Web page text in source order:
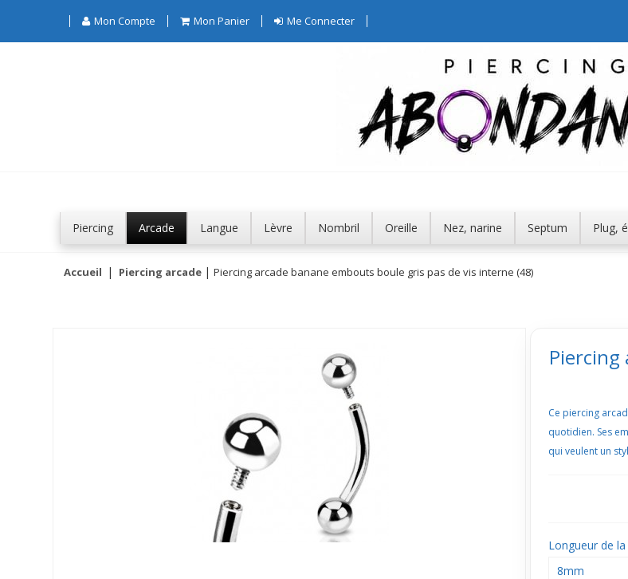
Mon Compte Mon Panier Me Connecter
Piercing Arcade Langue Lèvre Nombril Oreille Nez, narine Septum Plug,
Accueil Piercing arcade Piercing arcade banane embouts boule gris pas de vis interne (48)
Piercing
Ce piercing
quotidien. Ses
qui veulent un
Longueur de
8mm